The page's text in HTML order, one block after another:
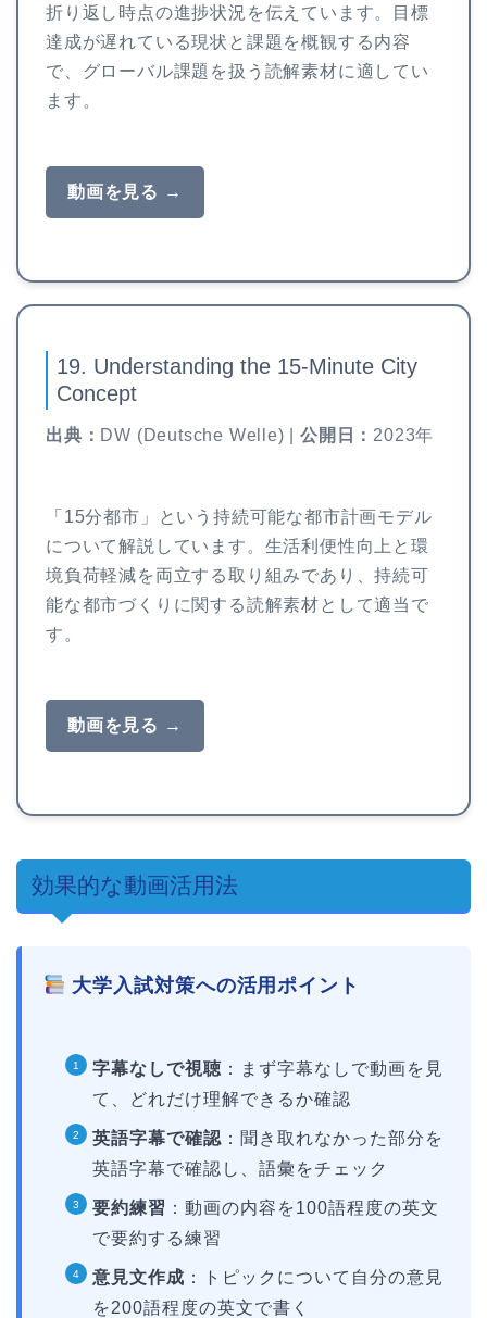
折り返し時点の進捗状況を伝えています。目標
達成が遅れている現状と課題を概観する内容
で、グローバル課題を扱う読解素材に適してい
ます。
動画を見る →
19. Understanding the 15-Minute City
Concept
出典： DW (Deutsche Welle) |公開日： 2023年
「15分都市」という持続可能な都市計画モデル
について解説しています。生活利便性向上と環
境負荷軽減を両立する取り組みであり、持続可
能な都市づくりに関する読解素材として適当で
す。
動画を見る →
効果的な動画活用法
大学入試対策への活用ポイント
字幕なしで視聴 ：まず字幕なしで動画を見
て、どれだけ理解できるか確認
英語字幕で確認 ：聞き取れなかった部分を
英語字幕で確認し、語彙をチェック
要約練習 ：動画の内容を100語程度の英文
で要約する練習
意見文作成 ：トピックについて自分の意見
を200語程度の英文で書く